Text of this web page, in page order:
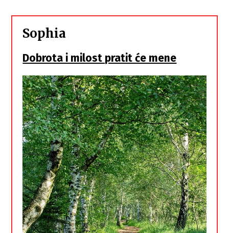
Sophia
Dobrota i milost pratit će mene